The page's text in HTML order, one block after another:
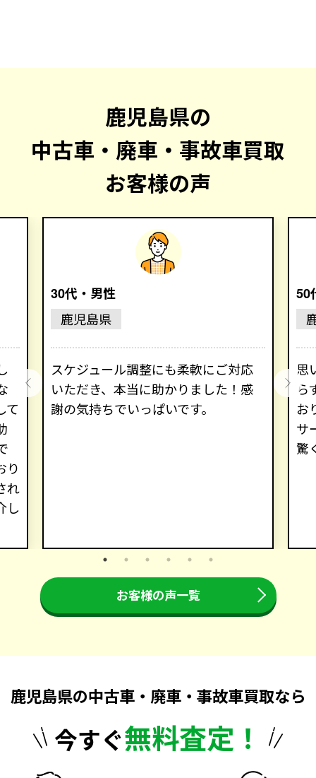
鹿児島県の
中古車・廃車・事故車買取
お客様の声
て
り
れ
し
30代・男性
鹿児島県
スケジュール調整にも柔軟にご対応
いただき、本当に助かりました！感
謝の気持ちでいっぱいです。
50
思
ら
お
サ
驚
お客様の声一覧
鹿児島県の中古車・廃車・事故車買取なら
今すぐ無料査定！